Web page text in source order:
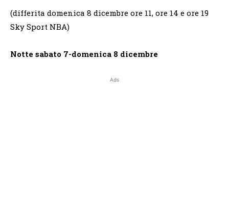
(differita domenica 8 dicembre ore 11, ore 14 e ore 19
Sky Sport NBA)
Notte sabato 7-domenica 8 dicembre
Ads